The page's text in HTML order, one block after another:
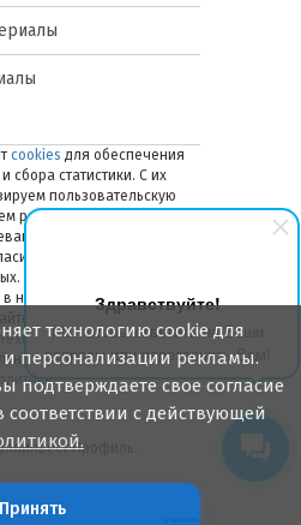
Здравствуйте!
Мы готовы ответить на Ваши
вопросы или перезвонить Вам!
cookies для обеспечения
сбора статистики. С их
пользовательскую
работу сайта и делаем
Оставаясь на
на обработку ваших
Вы можете отключить
настройках браузера в
также применяются
. Подробнее об
данных — в
.
Профиль.
технологию cookie для
персонализации рекламы.
подтверждаете свое согласие
с действующей
Принять